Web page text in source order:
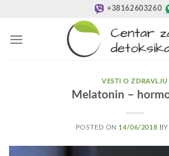
sadržaj
+38162603260
VESTI O ZDRAVLJU
Melatonin –
POSTED ON 14/06/2018